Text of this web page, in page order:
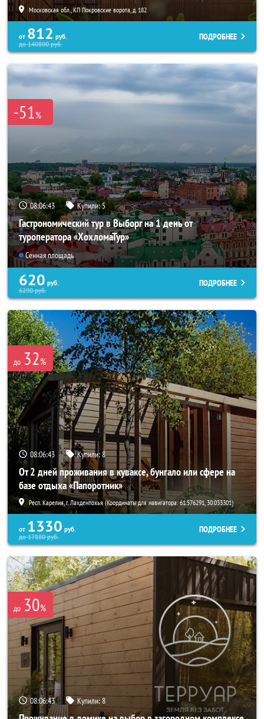
Московская обл., КП Покровские ворота, д. 182
от 812 руб.
до140800руб.
ПОДРОБНЕЕ
-51%
08:06:40 Купили:5
Гастрономический тур в Выборг на 1 день от
туроператора «ХохломаТур»
Сенная площадь
620 руб.
6290руб.
ПОДРОБНЕЕ
до 32%
08:06:40 Купили:8
От 2 дней проживания в куваксе, бунгало или сфере на
базе отдыха «Папоротник»
Респ. Карелия, г. Лахденпохья (Координаты для навигатора: 61.576291, 30.033301)
от 1330 руб.
до17880руб.
ПОДРОБНЕЕ
до 30%
08:06:40 Купили:8